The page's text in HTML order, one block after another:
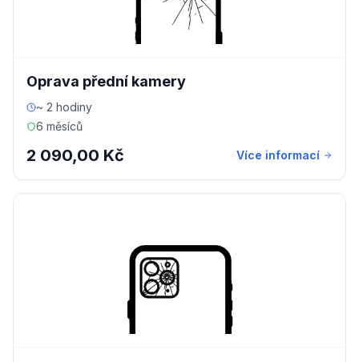
Oprava přední kamery
~ 2 hodiny
6 měsíců
2 090,00 Kč Více informací